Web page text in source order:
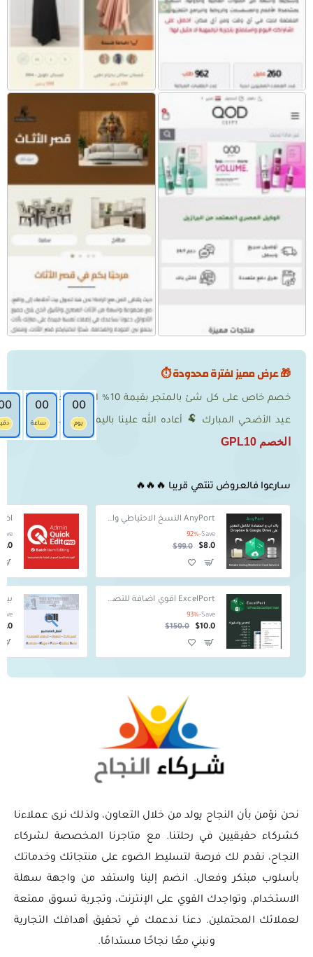
🎁 عرض مميز لفترة محدودة ⏱️
خصم خاص على كل شئ بالمتجر بقيمة 10% العرض حتى نهاية
عيد الأضحي المبارك 🐏 أعاده الله علينا باليمن والبركاتكود
الخصم GPL10
00
يوم
00
ساعة
سارعوا فالعروض تنتهي قريبا 🔥🔥🔥
AnyPort النسخ الاحتياطي والاستعادة
Save
-92%
$8.0
$99.0
ExcelPort أقوي اضافة للتصدير والاستيراد
Save
-93%
$10.0
$150.0
نحن نؤمن بأن النجاح يولد من خلال التعاون، ولذلك نرى عملاءنا
كشركاء حقيقيين في رحلتنا. مع متاجرنا المخصصة لشركاء
النجاح، نقدم لك فرصة لتسليط الضوء على منتجاتك وخدماتك
بأسلوب مبتكر وفعال. انضم إلينا واستفد من واجهة سهلة
الاستخدام، وتواجدك القوي على الإنترنت، وتجربة تسوق ممتعة
لعملائك المحتملين. دعنا ندعمك في تحقيق أهدافك التجارية
ونبني معًا نجاحًا مستدامًا.